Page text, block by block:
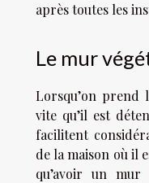
après toutes les
Le mur
Lorsqu’on prend
vite qu’il est
facilitent
de la maison où il
qu’avoir un mur